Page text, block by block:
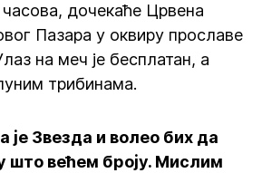
дочекаће Црвена
Пазара у оквиру прославе
на меч је бесплатан, а
трибинама.
је Звезда и волео бих да
што већем броју. Мислим